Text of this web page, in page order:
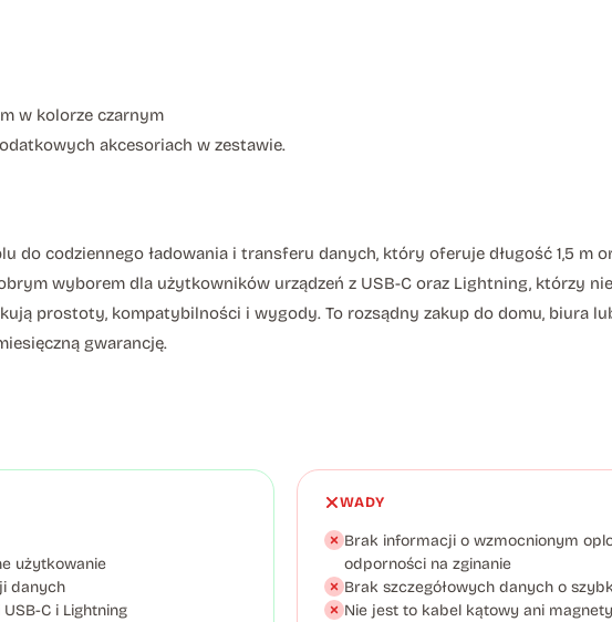
m w kolorze czarnym
akcesoriach w zestawie.
do codziennego ładowania i transferu danych, który oferuje długość 1,5 m
wyborem dla użytkowników urządzeń z USB-C oraz Lightning, którzy
prostoty, kompatybilności i wygody. To rozsądny zakup do domu, biura
gwarancję.
użytkowanie
danych
C i Lightning
WADY
Brak informacji o wzmocnionym
odporności na zginanie
Brak szczegółowych danych o
Nie jest to kabel kątowy ani